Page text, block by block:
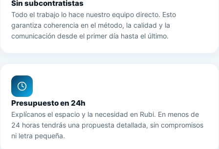
Sin subcontratistas
Todo el trabajo lo hace nuestro equipo directo. Esto
garantiza coherencia en el método, la calidad y la
comunicación desde el primer día hasta el último.
Presupuesto en 24h
Explícanos el espacio y la necesidad en Rubi. En menos de
24 horas tendrás una propuesta detallada, sin compromisos
ni letra pequeña.